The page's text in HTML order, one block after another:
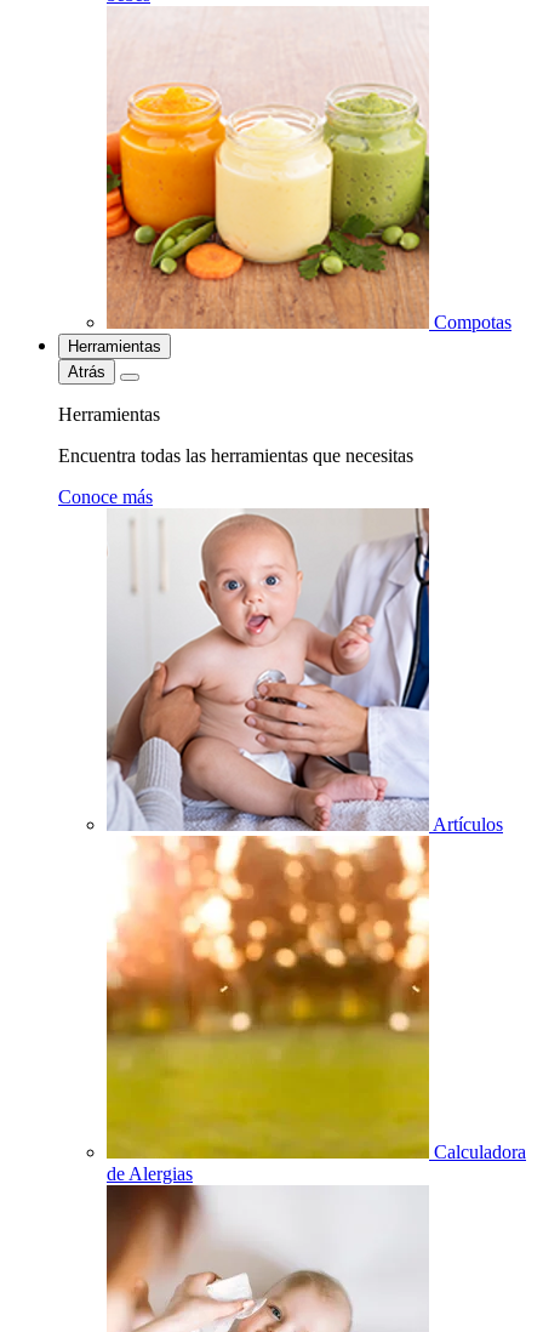
Compotas
Herramientas
Atrás
Herramientas
Encuentra todas las herramientas que necesitas
Conoce más
Artículos
Calculadora
de Alergias